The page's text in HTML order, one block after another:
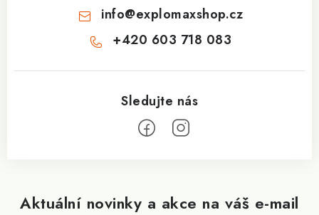
Aktuální novinky a akce na váš e-mail
info@explomaxshop.cz
+420 603 718 083